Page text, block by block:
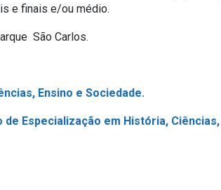
e finais e/ou médio.
São Carlos.
Ensino e Sociedade.
Especialização em História, Ciências,